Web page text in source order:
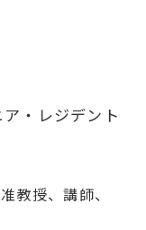
・レジデント
教授、講師、